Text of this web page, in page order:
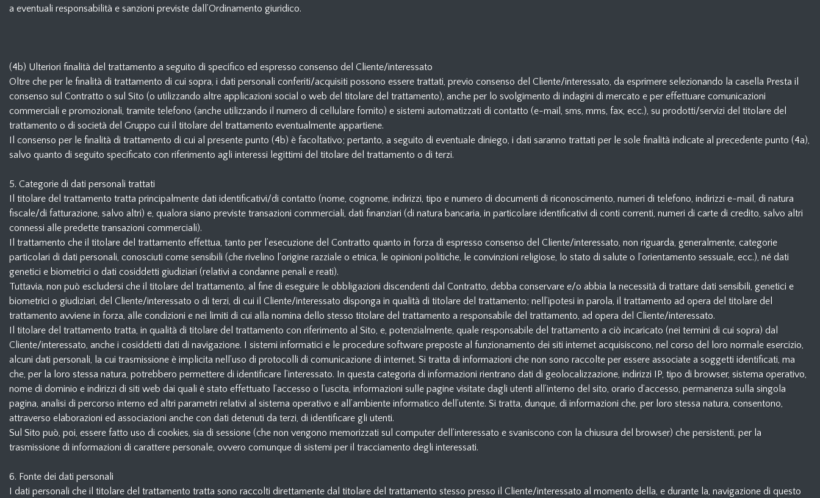
a eventuali responsabilità e sanzioni previste dall’Ordinamento giuridico.
(4b) Ulteriori finalità del trattamento a seguito di specifico ed espresso consenso del Cliente/interessato
Oltre che per le finalità di trattamento di cui sopra, i dati personali conferiti/acquisiti possono essere trattati, previo consenso del Cliente/interessato, da esprimere selezionando la casella Presta il
consenso sul Contratto o sul Sito (o utilizzando altre applicazioni social o web del titolare del trattamento), anche per lo svolgimento di indagini di mercato e per effettuare comunicazioni
commerciali e promozionali, tramite telefono (anche utilizzando il numero di cellulare fornito) e sistemi automatizzati di contatto (e-mail, sms, mms, fax, ecc.), su prodotti/servizi del titolare del
trattamento o di società del Gruppo cui il titolare del trattamento eventualmente appartiene.
Il consenso per le finalità di trattamento di cui al presente punto (4b) è facoltativo; pertanto, a seguito di eventuale diniego, i dati saranno trattati per le sole finalità indicate al precedente punto (4a),
salvo quanto di seguito specificato con riferimento agli interessi legittimi del titolare del trattamento o di terzi.
5. Categorie di dati personali trattati
Il titolare del trattamento tratta principalmente dati identificativi/di contatto (nome, cognome, indirizzi, tipo e numero di documenti di riconoscimento, numeri di telefono, indirizzi e-mail, di natura
fiscale/di fatturazione, salvo altri) e, qualora siano previste transazioni commerciali, dati finanziari (di natura bancaria, in particolare identificativi di conti correnti, numeri di carte di credito, salvo altri
connessi alle predette transazioni commerciali).
Il trattamento che il titolare del trattamento effettua, tanto per l’esecuzione del Contratto quanto in forza di espresso consenso del Cliente/interessato, non riguarda, generalmente, categorie
particolari di dati personali, conosciuti come sensibili (che rivelino l’origine razziale o etnica, le opinioni politiche, le convinzioni religiose, lo stato di salute o l’orientamento sessuale, ecc.), né dati
genetici e biometrici o dati cosiddetti giudiziari (relativi a condanne penali e reati).
Tuttavia, non può escludersi che il titolare del trattamento, al fine di eseguire le obbligazioni discendenti dal Contratto, debba conservare e/o abbia la necessità di trattare dati sensibili, genetici e
biometrici o giudiziari, del Cliente/interessato o di terzi, di cui il Cliente/interessato disponga in qualità di titolare del trattamento; nell’ipotesi in parola, il trattamento ad opera del titolare del
trattamento avviene in forza, alle condizioni e nei limiti di cui alla nomina dello stesso titolare del trattamento a responsabile del trattamento, ad opera del Cliente/interessato.
Il titolare del trattamento tratta, in qualità di titolare del trattamento con riferimento al Sito, e, potenzialmente, quale responsabile del trattamento a ciò incaricato (nei termini di cui sopra) dal
Cliente/interessato, anche i cosiddetti dati di navigazione. I sistemi informatici e le procedure software preposte al funzionamento dei siti internet acquisiscono, nel corso del loro normale esercizio,
alcuni dati personali, la cui trasmissione è implicita nell’uso di protocolli di comunicazione di internet. Si tratta di informazioni che non sono raccolte per essere associate a soggetti identificati, ma
che, per la loro stessa natura, potrebbero permettere di identificare l’interessato. In questa categoria di informazioni rientrano dati di geolocalizzazione, indirizzi IP, tipo di browser, sistema operativo,
nome di dominio e indirizzi di siti web dai quali è stato effettuato l’accesso o l’uscita, informazioni sulle pagine visitate dagli utenti all’interno del sito, orario d’accesso, permanenza sulla singola
pagina, analisi di percorso interno ed altri parametri relativi al sistema operativo e all’ambiente informatico dell’utente. Si tratta, dunque, di informazioni che, per loro stessa natura, consentono,
attraverso elaborazioni ed associazioni anche con dati detenuti da terzi, di identificare gli utenti.
Sul Sito può, poi, essere fatto uso di cookies, sia di sessione (che non vengono memorizzati sul computer dell’interessato e svaniscono con la chiusura del browser) che persistenti, per la
trasmissione di informazioni di carattere personale, ovvero comunque di sistemi per il tracciamento degli interessati.
6. Fonte dei dati personali
I dati personali che il titolare del trattamento tratta sono raccolti direttamente dal titolare del trattamento stesso presso il Cliente/interessato al momento della, e durante la, navigazione di questo